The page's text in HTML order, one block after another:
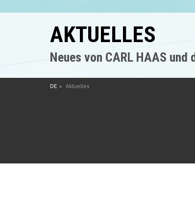
AKTUELLES
Neues von CARL HAAS und
DE Aktuelles